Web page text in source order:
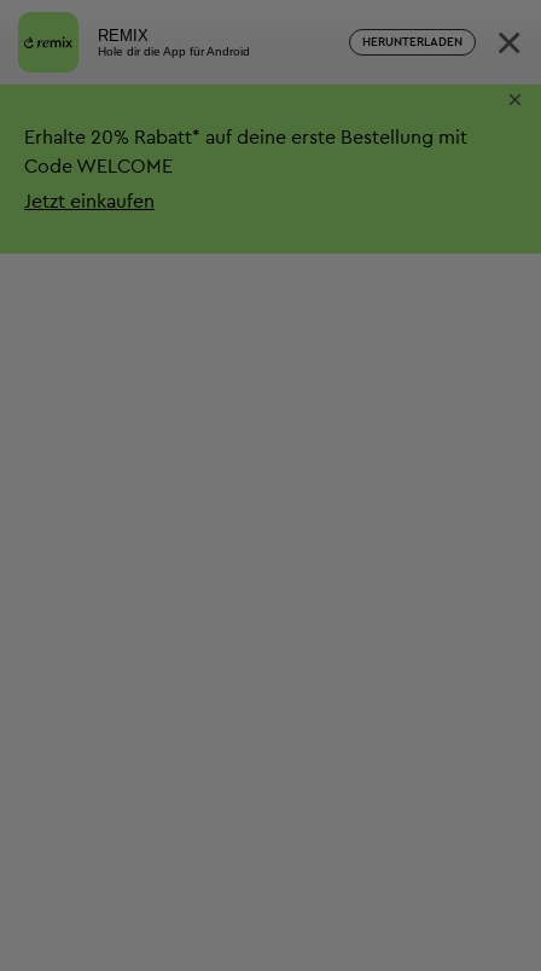
REMIX
Hole dir die App für Android
HERUNTERLADEN ×
Erhalte 20% Rabatt* auf deine erste Bestellung mit
Code WELCOME
Jetzt einkaufen
×